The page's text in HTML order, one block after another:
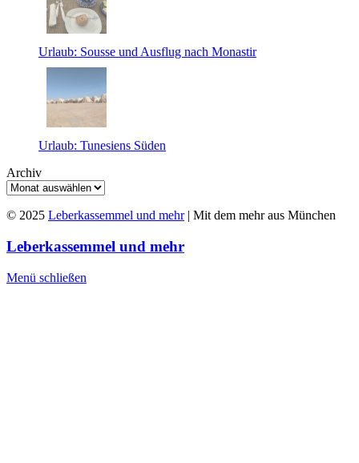
Urlaub: Sousse und Ausflug nach Monastir
Urlaub: Tunesiens Süden
Archiv
© 2025 Leberkassemmel und mehr| Mit dem mehr aus München
Leberkassemmel und mehr
Menü schließen